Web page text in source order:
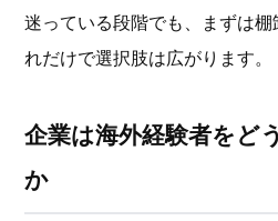
迷っている段階でも、まずは
れだけで選択肢は広がります。
企業は海外経験者をど
か